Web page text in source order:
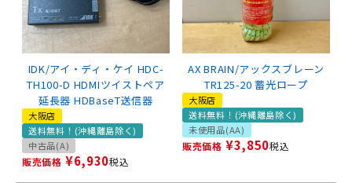
IDK/アイ・ディ・ケイ HDC-
TH100-D HDMIツイストペア
延長器 HDBaseT送信器
大阪店
送料無料！(沖縄離島除く)
中古品(A)
販売価格 ¥6,930税込
AX BRAIN/アックスブレーン
TR125-20 蓄光ロープ
大阪店
送料無料！(沖縄離島除く)
未使用品(AA)
販売価格 ¥3,850税込